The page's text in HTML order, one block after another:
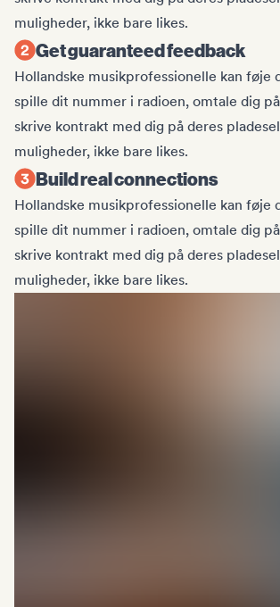
muligheder, ikke bare likes.
Get guaranteed feedback
Hollandske musikprofessionelle kan føje
spille dit nummer i radioen, omtale dig
skrive kontrakt med dig på deres
muligheder, ikke bare likes.
Build real connections
Hollandske musikprofessionelle kan føje
spille dit nummer i radioen, omtale dig
skrive kontrakt med dig på deres
muligheder, ikke bare likes.